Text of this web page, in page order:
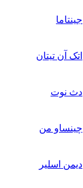
جینتاما
اتک آن تیتان
دث نوت
چینساو من
دیمن اسلیر